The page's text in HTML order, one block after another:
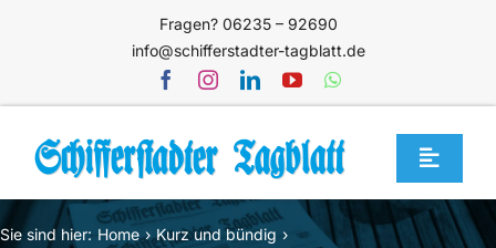
Fragen? 06235 – 92690
info@schifferstadter-tagblatt.de
Toggle
Home
Sie sind hier: Home
Kurz und bündig